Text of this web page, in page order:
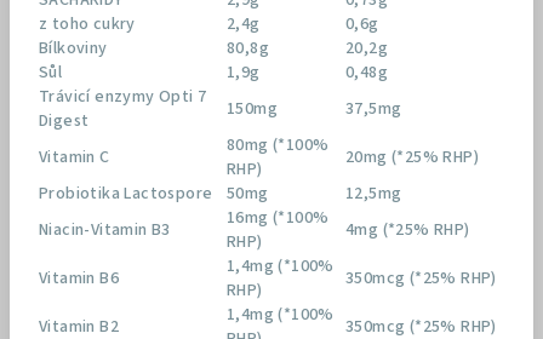
z toho cukry
2,4g
0,6g
Bílkoviny
80,8g
20,2g
Sůl
1,9g
0,48g
Trávicí enzymy Opti 7
Digest
150mg
37,5mg
Vitamin C
80mg (*100%
RHP)
20mg (*25% RHP)
Probiotika Lactospore
50mg
12,5mg
Niacin-Vitamin B3
16mg (*100%
RHP)
4mg (*25% RHP)
Vitamin B6
1,4mg (*100%
RHP)
350mcg (*25% RHP)
Vitamin B2
1,4mg (*100% 350mcg (*25% RHP)